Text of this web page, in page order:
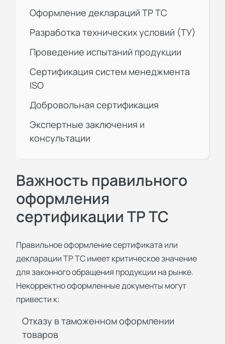
Оформление деклараций ТР ТС
Разработка технических условий (ТУ)
Проведение испытаний продукции
Сертификация систем менеджмента
ISO
Добровольная сертификация
Экспертные заключения и
консультации
Важность правильного
оформления
сертификации ТР ТС
Правильное оформление сертификата или
декларации ТР ТС имеет критическое значение
для законного обращения продукции на рынке.
Некорректно оформленные документы могут
привести к:
Отказу в таможенном оформлении
товаров